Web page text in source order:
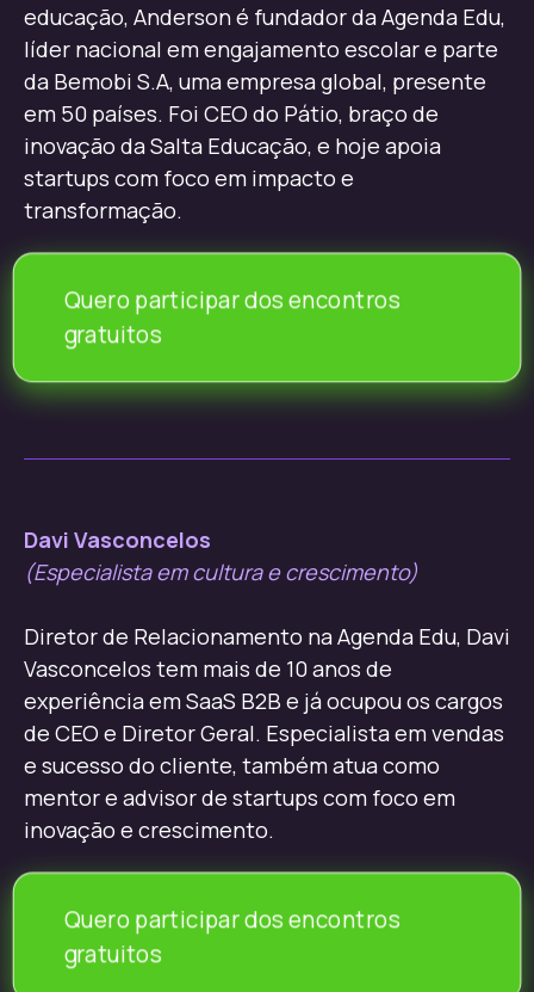
educação, Anderson é fundador da Agenda Edu,
líder nacional em engajamento escolar e parte
da Bemobi S.A, uma empresa global, presente
em 50 países. Foi CEO do Pátio, braço de
inovação da Salta Educação, e hoje apoia
startups com foco em impacto e
transformação.
Quero participar dos encontros
gratuitos
Davi Vasconcelos
(Especialista em cultura e crescimento)
Diretor de Relacionamento na Agenda Edu, Davi
Vasconcelos tem mais de 10 anos de
experiência em SaaS B2B e já ocupou os cargos
de CEO e Diretor Geral. Especialista em vendas
e sucesso do cliente, também atua como
mentor e advisor de startups com foco em
inovação e crescimento.
Quero participar dos encontros
gratuitos